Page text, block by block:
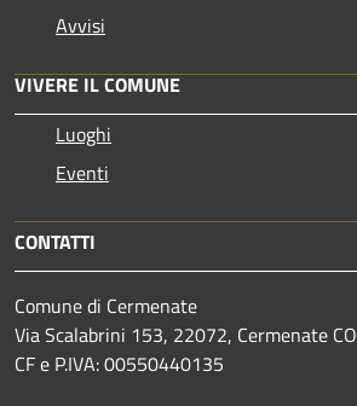
Avvisi
VIVERE IL COMUNE
Luoghi
Eventi
CONTATTI
Comune di Cermenate
Via Scalabrini 153, 22072, Cermenate CO
CF e P.IVA: 00550440135